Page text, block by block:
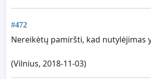
#472
Nereikėtų pamiršti, kad nutylėjimas
(Vilnius, 2018-11-03)